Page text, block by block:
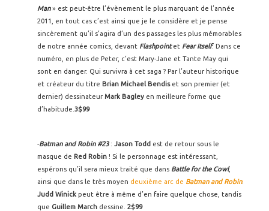
Man» est peut-être l’évènement le plus marquant de l’année
2011, en tout cas c’est ainsi que je le considère et je pense
sincèrement qu’il s’agira d’un des passages les plus mémorables
de notre année comics, devant Flashpointet Fear Itself. Dans ce
numéro, en plus de Peter, c’est Mary-Jane et Tante May qui
sont en danger. Qui survivra à cet saga ? Par l’auteur historique
et créateur du titre Brian Michael Bendiset son premier (et
dernier) dessinateurMark Bagley en meilleure forme que
d’habitude. 3$99
-Batman and Robin #23: Jason Todd est de retour sous le
masque de Red Robin ! Si le personnage est intéressant,
espérons qu’il sera mieux traité que dans Battle for the Cowl,
ainsi que dans le très moyen deuxième arc de Batman and Robin.
Judd Winick peut être à même d’en faire quelque chose, tandis
que Guillem March dessine. 2$99